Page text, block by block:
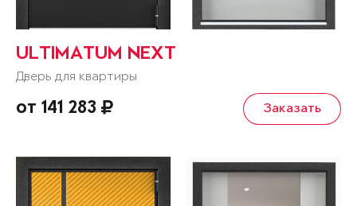
ULTIMATUM NEXT
Дверь для квартиры
от 141 283 Заказать